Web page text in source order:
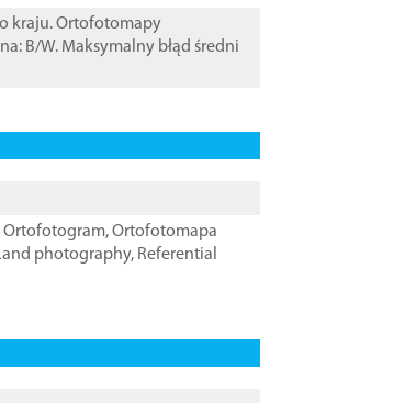
kraju. Ortofotomapy
B/W. Maksymalny błąd średni
Ortofotogram,Ortofotomapa
photography, Referential